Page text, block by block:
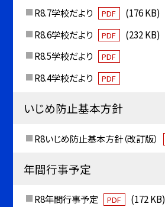
R8.7学校だより PDF
(176 KB)
R8.6学校だより
PDF
(232 KB)
R8.5学校だより
PDF
R8.4学校だより PDF
いじめ防止基本方針
R8いじめ防止基本方針（改訂版）
年間行事予定
R8年間行事予定 PDF (172 KB)